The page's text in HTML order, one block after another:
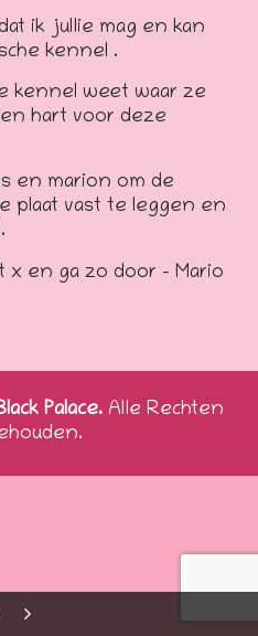
ik jullie mag en kan
kennel .
kennel weet waar ze
hart voor deze
en marion om de
plaat vast te leggen en
en ga zo door – Mario
Palace. Alle Rechten